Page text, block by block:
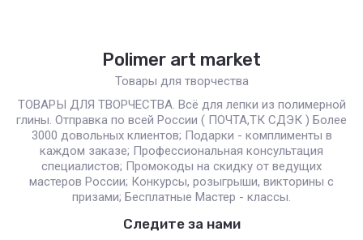
Polimer art market
Товары для творчества
ТОВАРЫ ДЛЯ ТВОРЧЕСТВА. Всё для лепки из полимерной
глины. Отправка по всей России ( ПОЧТА,ТК СДЭК ) Более
3000 довольных клиентов; Подарки - комплименты в
каждом заказе; Профессиональная консультация
специалистов; Промокоды на скидку от ведущих
мастеров России; Конкурсы, розыгрыши, викторины с
призами; Бесплатные Мастер - классы.
Следите за нами